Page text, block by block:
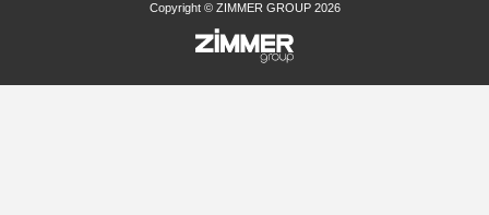
Copyright © ZIMMER GROUP 2026